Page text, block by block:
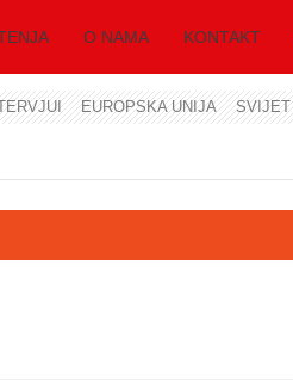
O NAMA KONTAKT
EUROPSKA UNIJA SVIJET